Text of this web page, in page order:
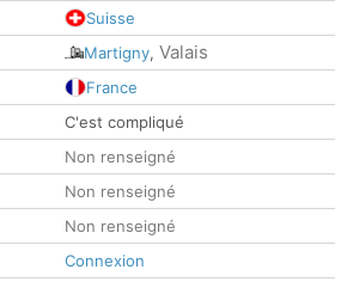
Suisse
Martigny, Valais
France
C'est compliqué
Non renseigné
Non renseigné
Non renseigné
Connexion